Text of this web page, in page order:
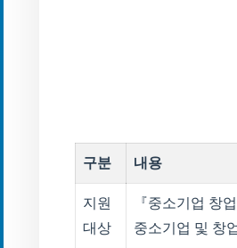
구분 내용
지원
대상
『중소기업 창
중소기업 및 창